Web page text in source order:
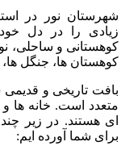
شهرستان نور در
زیادی را در دل
کوهستانی و ساحلی،
کوهستان ها، جنگل
بافت تاریخی و قدیمی
متعدد است. خانه ها
ای هستند. در زیر
برای شما آورده ایم: